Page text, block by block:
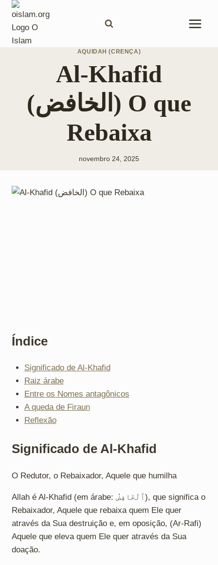
Pular
para
Conteúdo
AQUIDAH (CRENÇA)
Al-Khafid
(الخافض) O que
Rebaixa
novembro 24, 2025
Índice
Significado de Al-Khafid
Raiz árabe
Entre os Nomes antagônicos
A queda de Firaun
Reflexão
Significado de Al-Khafid
O Redutor, o Rebaixador, Aquele que humilha
Allah é Al-Khafid (em árabe: ٱلْخَافِضُ), que significa o
Rebaixador, Aquele que rebaixa quem Ele quer
através da Sua destruição e, em oposição, (Ar-Rafi)
Aquele que eleva quem Ele quer através da Sua
doação.